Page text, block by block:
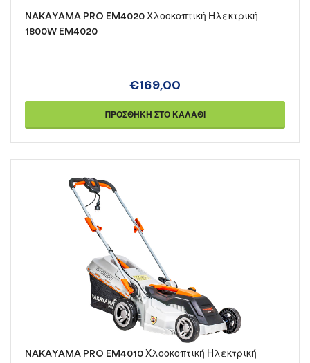
NAKAYAMA PRO EM4020 Χλοοκοπτική Ηλεκτρική
1800W EM4020
€169,00
ΠΡΟΣΘΉΚΗ ΣΤΟ ΚΑΛΆΘΙ
NAKAYAMA PRO EM4010 Χλοοκοπτική Ηλεκτρική